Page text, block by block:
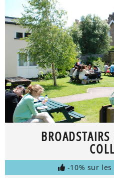
-10% sur